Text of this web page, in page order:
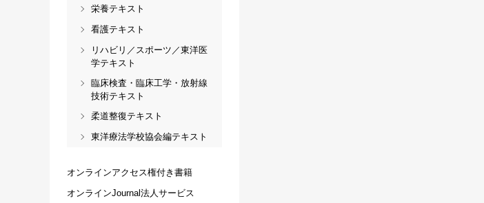
栄養テキスト
看護テキスト
リハビリ／スポーツ／東洋医
学テキスト
臨床検査・臨床工学・放射線
技術テキスト
柔道整復テキスト
東洋療法学校協会編テキスト
オンラインアクセス権付き書籍
オンラインJournal法人サービス